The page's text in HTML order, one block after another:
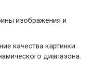
изображения и
качества картинки
диапазона.